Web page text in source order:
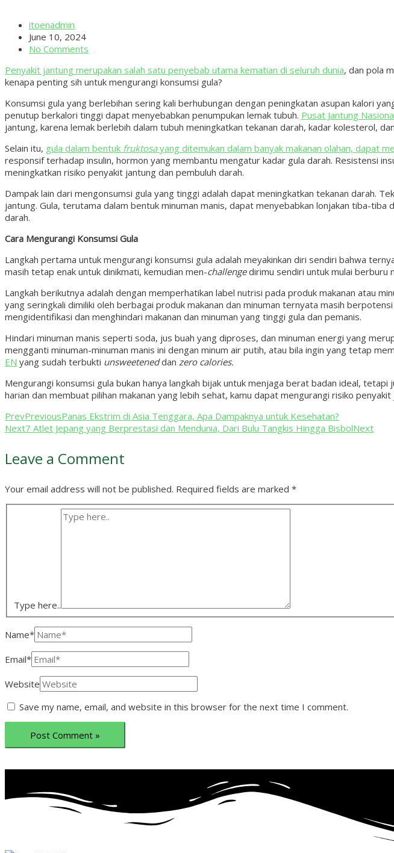
itoenadmin
June 10, 2024
No Comments
Penyakit jantung merupakan salah satu penyebab utama kematian di seluruh dunia, dan pola
kenapa penting sih untuk mengurangi konsumsi gula?
Konsumsi gula yang berlebihan sering kali berhubungan dengan peningkatan asupan kalori
penutup berkalori tinggi dapat menyebabkan penumpukan lemak tubuh. Pusat Jantung
jantung, karena lemak berlebih dalam tubuh meningkatkan tekanan darah, kadar kolesterol,
Selain itu, gula dalam bentuk fruktosayang ditemukan dalam banyak makanan olahan, dapat
responsif terhadap insulin, hormon yang membantu mengatur kadar gula darah. Resistensi
meningkatkan risiko penyakit jantung dan pembuluh darah.
Dampak lain dari mengonsumsi gula yang tinggi adalah dapat meningkatkan tekanan darah.
jantung. Gula, terutama dalam bentuk minuman manis, dapat menyebabkan lonjakan tiba-
darah.
Cara Mengurangi Konsumsi Gula
Langkah pertama untuk mengurangi konsumsi gula adalah meyakinkan diri sendiri bahwa
masih tetap enak untuk dinikmati, kemudian men-challengedirimu sendiri untuk mulai berburu
Langkah berikutnya adalah dengan memperhatikan label nutrisi pada produk makanan atau
yang seringkali dimiliki oleh berbagai produk makanan dan minuman ternyata masih
mengidentifikasi dan menghindari makanan dan minuman yang tinggi gula dan pemanis.
Hindari minuman manis seperti soda, jus buah yang diproses, dan minuman energi yang
mengganti minuman-minuman manis ini dengan minum air putih, atau bila ingin yang tetap
EN yang sudah terbukti unsweeteneddan zero calories.
Mengurangi konsumsi gula bukan hanya langkah bijak untuk menjaga berat badan ideal,
harian dan membuat pilihan makanan yang lebih sehat, kamu dapat mengurangi risiko
PrevPreviousPanas Ekstrim di Asia Tenggara, Apa Dampaknya untuk Kesehatan?
Next7 Atlet Jepang yang Berprestasi dan Mendunia, Dari Bulu Tangkis Hingga BisbolNext
Leave a Comment
Your email address will not be published. Required fields are marked *
Type here..
Name*
Email*
Website
Save my name, email, and website in this browser for the next time I comment.